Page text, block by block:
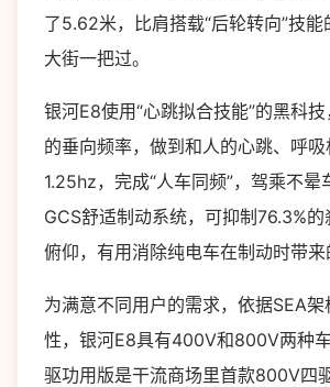
了5.62米，比肩搭载“后轮转向”技
大街一把过。
银河E8使用“心跳拟合技能”的黑科
的垂向频率，做到和人的心跳、呼
1.25hz，完成“人车同频”，驾乘不晕
GCS舒适制动系统，可抑制76.3%
俯仰，有用消除纯电车在制动时带来
为满意不同用户的需求，依据SEA
性，银河E8具有400V和800V两种
驱功用版是干流商场里首款800V四